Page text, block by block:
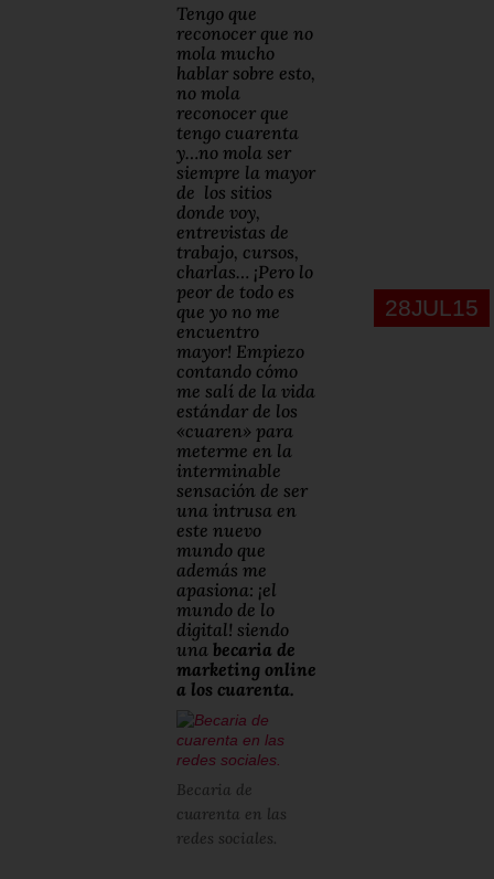
28JUL15
Tengo que
reconocer que no
mola mucho
hablar sobre esto,
no mola
reconocer que
tengo cuarenta
y…no mola ser
siempre la mayor
de los sitios
donde voy,
entrevistas de
trabajo, cursos,
charlas… ¡Pero lo
peor de todo es
que yo no me
encuentro
mayor! Empiezo
contando cómo
me salí de la vida
estándar de los
«cuaren» para
meterme en la
interminable
sensación de ser
una intrusa en
este nuevo
mundo que
además me
apasiona: ¡el
mundo de lo
digital! siendo
una becaria de
marketing online
a los cuarenta.
Becaria de
cuarenta en las
redes sociales.